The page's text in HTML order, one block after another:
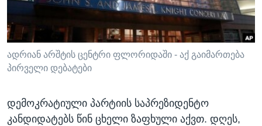
ᲡᲢᲣᲓᲘᲐ ᲕᲐᲨᲘᲜᲒᲢᲝᲜᲘ
ᲯᲐᲜᲛᲠᲗᲔᲚᲝᲑᲐ
ᲛᲔᲪᲜᲘᲔᲠᲔᲑᲐ
ᲘᲜᲢᲔᲠᲕᲘᲣ
ᲒᲐᲚᲘᲚᲔᲝ
Learning English
ᲗᲕᲐᲚᲘ ᲒᲕᲐᲓᲔᲕᲜᲔᲗ
ენები
ადრიან არშტის ცენტრი ფლორიდაში - აქ გაიმართება
პირველი დებატები
დემოკრატიული პარტიის საპრეზიდენტო
კანდიდატებს წინ ცხელი ზაფხული აქვთ. დღეს,